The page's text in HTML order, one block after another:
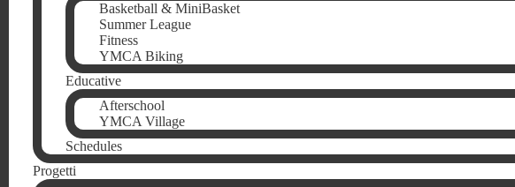
Basketball & MiniBasket
Summer League
Fitness
YMCA Biking
Educative
Afterschool
YMCA Village
Schedules
Progetti